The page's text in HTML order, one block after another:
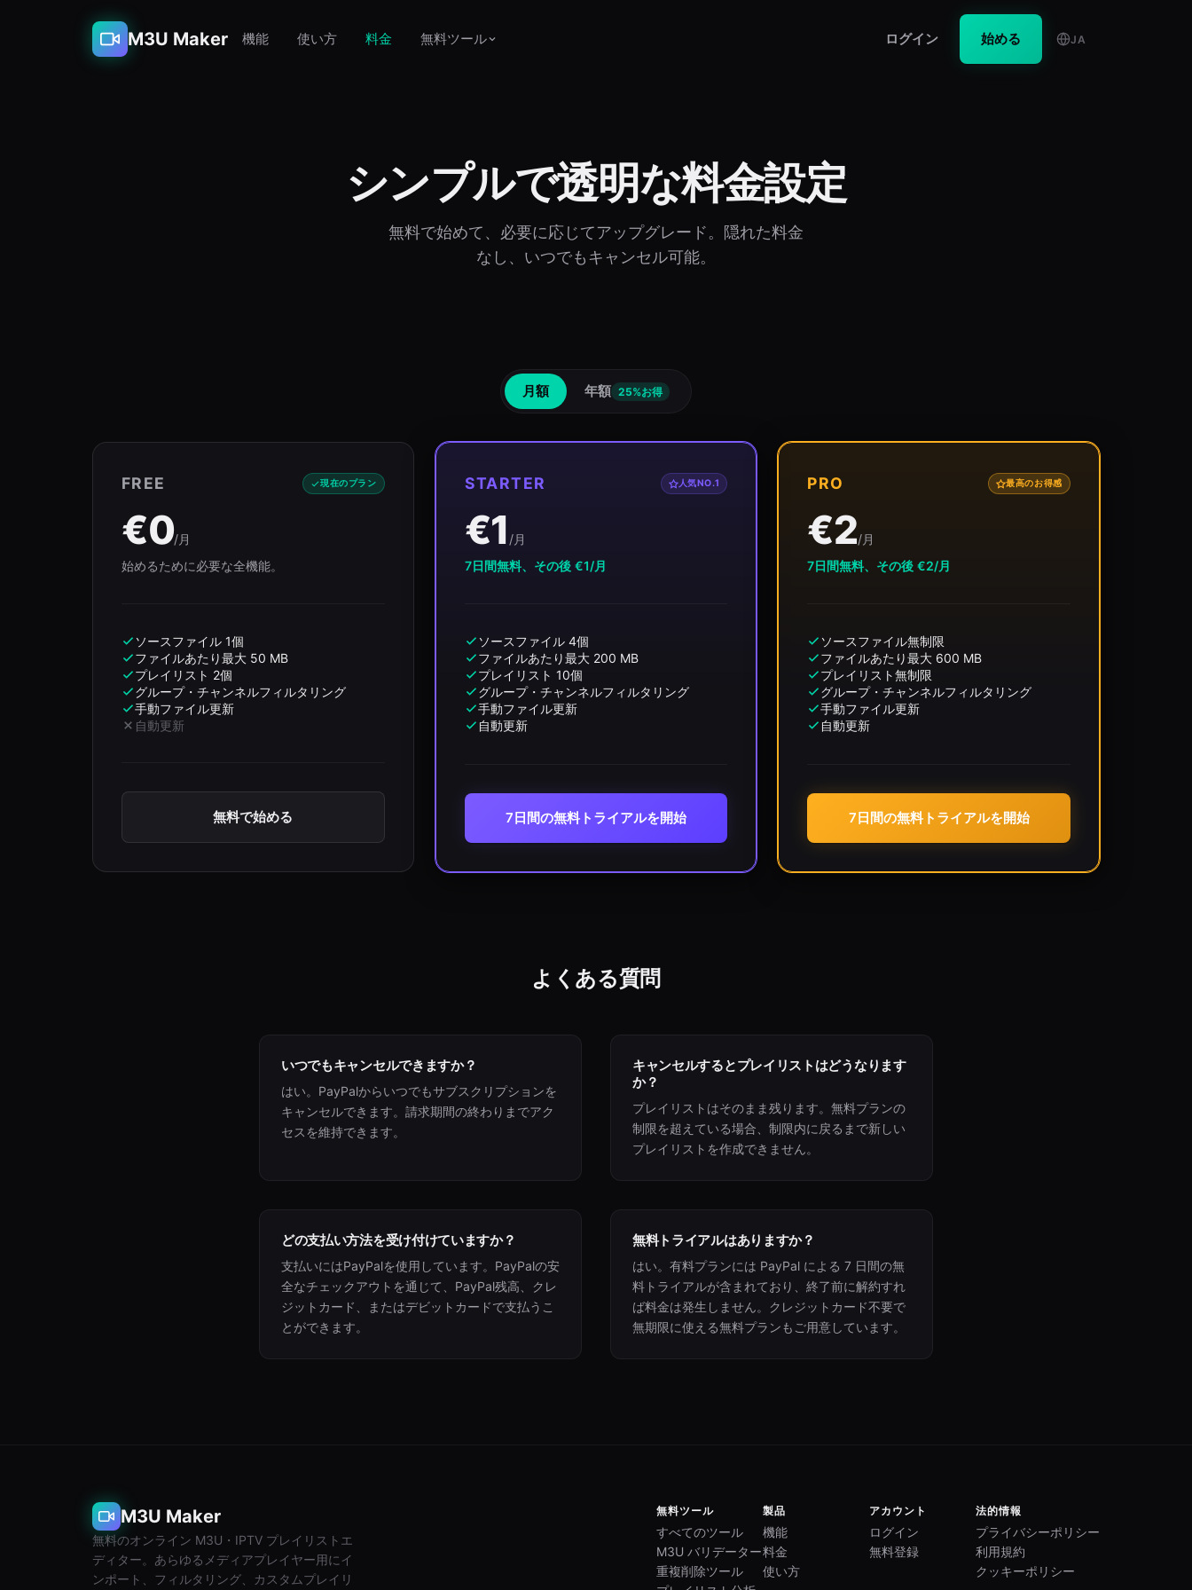
M3U Maker 機能 使い方 料金 無料ツール ログイン 始める JA
シンプルで透明な料金設定
無料で始めて、必要に応じてアップグレード。隠れた料金
なし、いつでもキャンセル可能。
月額 年額 25%お得
FREE 現在のプラン
€0/月
始めるために必要な全機能。
ソースファイル 1個
ファイルあたり最大 50 MB
プレイリスト 2個
グループ・チャンネルフィルタリング
手動ファイル更新
自動更新
無料で始める
STARTER 人気NO.1
€1 /月
7日間無料、その後 €1/月
ソースファイル 4個
ファイルあたり最大 200 MB
プレイリスト 10個
グループ・チャンネルフィルタリング
手動ファイル更新
自動更新
7日間の無料トライアルを開始
PRO 最高のお得感
€2/月
7日間無料、その後 €2/月
ソースファイル無制限
ファイルあたり最大 600 MB
プレイリスト無制限
グループ・チャンネルフィルタリング
手動ファイル更新
自動更新
7日間の無料トライアルを開始
よくある質問
いつでもキャンセルできますか？
はい。PayPalからいつでもサブスクリプションを
キャンセルできます。請求期間の終わりまでアク
セスを維持できます。
キャンセルするとプレイリストはどうなります
か？
プレイリストはそのまま残ります。無料プランの
制限を超えている場合、制限内に戻るまで新しい
プレイリストを作成できません。
どの支払い方法を受け付けていますか？
支払いにはPayPalを使用しています。PayPalの安
全なチェックアウトを通じて、PayPal残高、クレ
ジットカード、またはデビットカードで支払うこ
とができます。
無料トライアルはありますか？
はい。有料プランには PayPal による 7 日間の無
料トライアルが含まれており、終了前に解約すれ
ば料金は発生しません。クレジットカード不要で
無期限に使える無料プランもご用意しています。
M3U Maker
無料のオンライン M3U・IPTV プレイリストエ
ディター。あらゆるメディアプレイヤー用にイ
ンポート、フィルタリング、カスタムプレイリ
無料ツール
すべてのツール
M3U バリデーター
重複削除ツール
製品
機能
料金
使い方
アカウント
ログイン
無料登録
法的情報
プライバシーポリシー
利用規約
クッキーポリシー